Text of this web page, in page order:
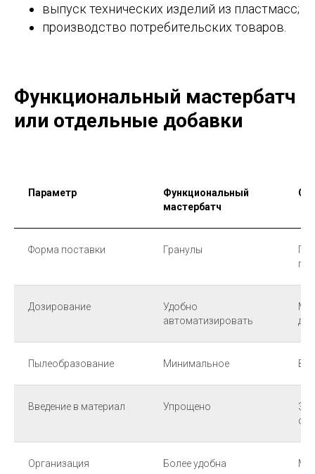
выпуск технических изделий из пластмасс;
производство потребительских товаров.
Функциональный мастербатч
или отдельные добавки
Параметр
Функциональный
мастербатч
Форма поставки Гранулы
Дозирование
Удобно
автоматизировать
Пылеобразование Минимальное
Введение в материал Упрощено
Организация
Более удобна